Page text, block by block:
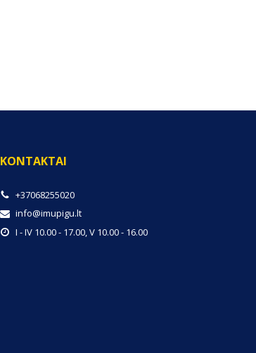
KONTAKTAI
+37068255020
info@imupigu.lt
I - IV 10.00 - 17.00, V 10.00 - 16.00